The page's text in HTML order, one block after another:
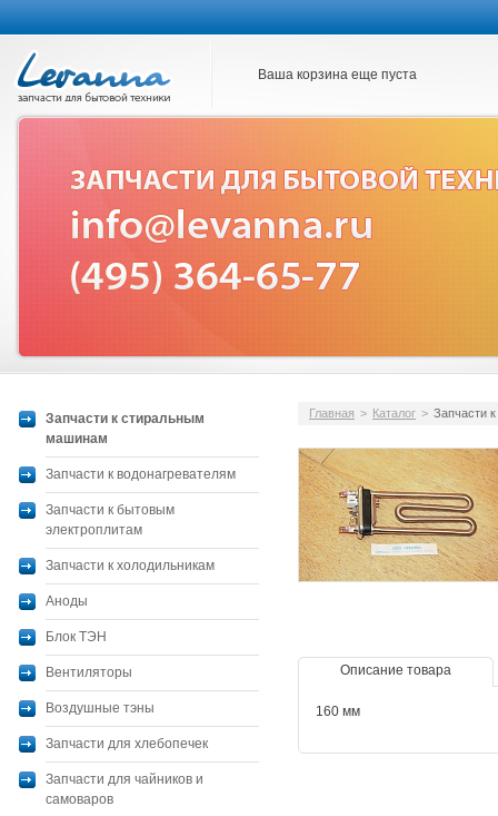
Ваша корзина еще пуста
Запчасти к стиральным
машинам
Запчасти к водонагревателям
Запчасти к бытовым
электроплитам
Запчасти к холодильникам
Аноды
Блок ТЭН
Вентиляторы
Воздушные тэны
Запчасти для хлебопечек
Запчасти для чайников и
самоваров
Главная > Каталог > Запчасти
Описание товара
160 мм